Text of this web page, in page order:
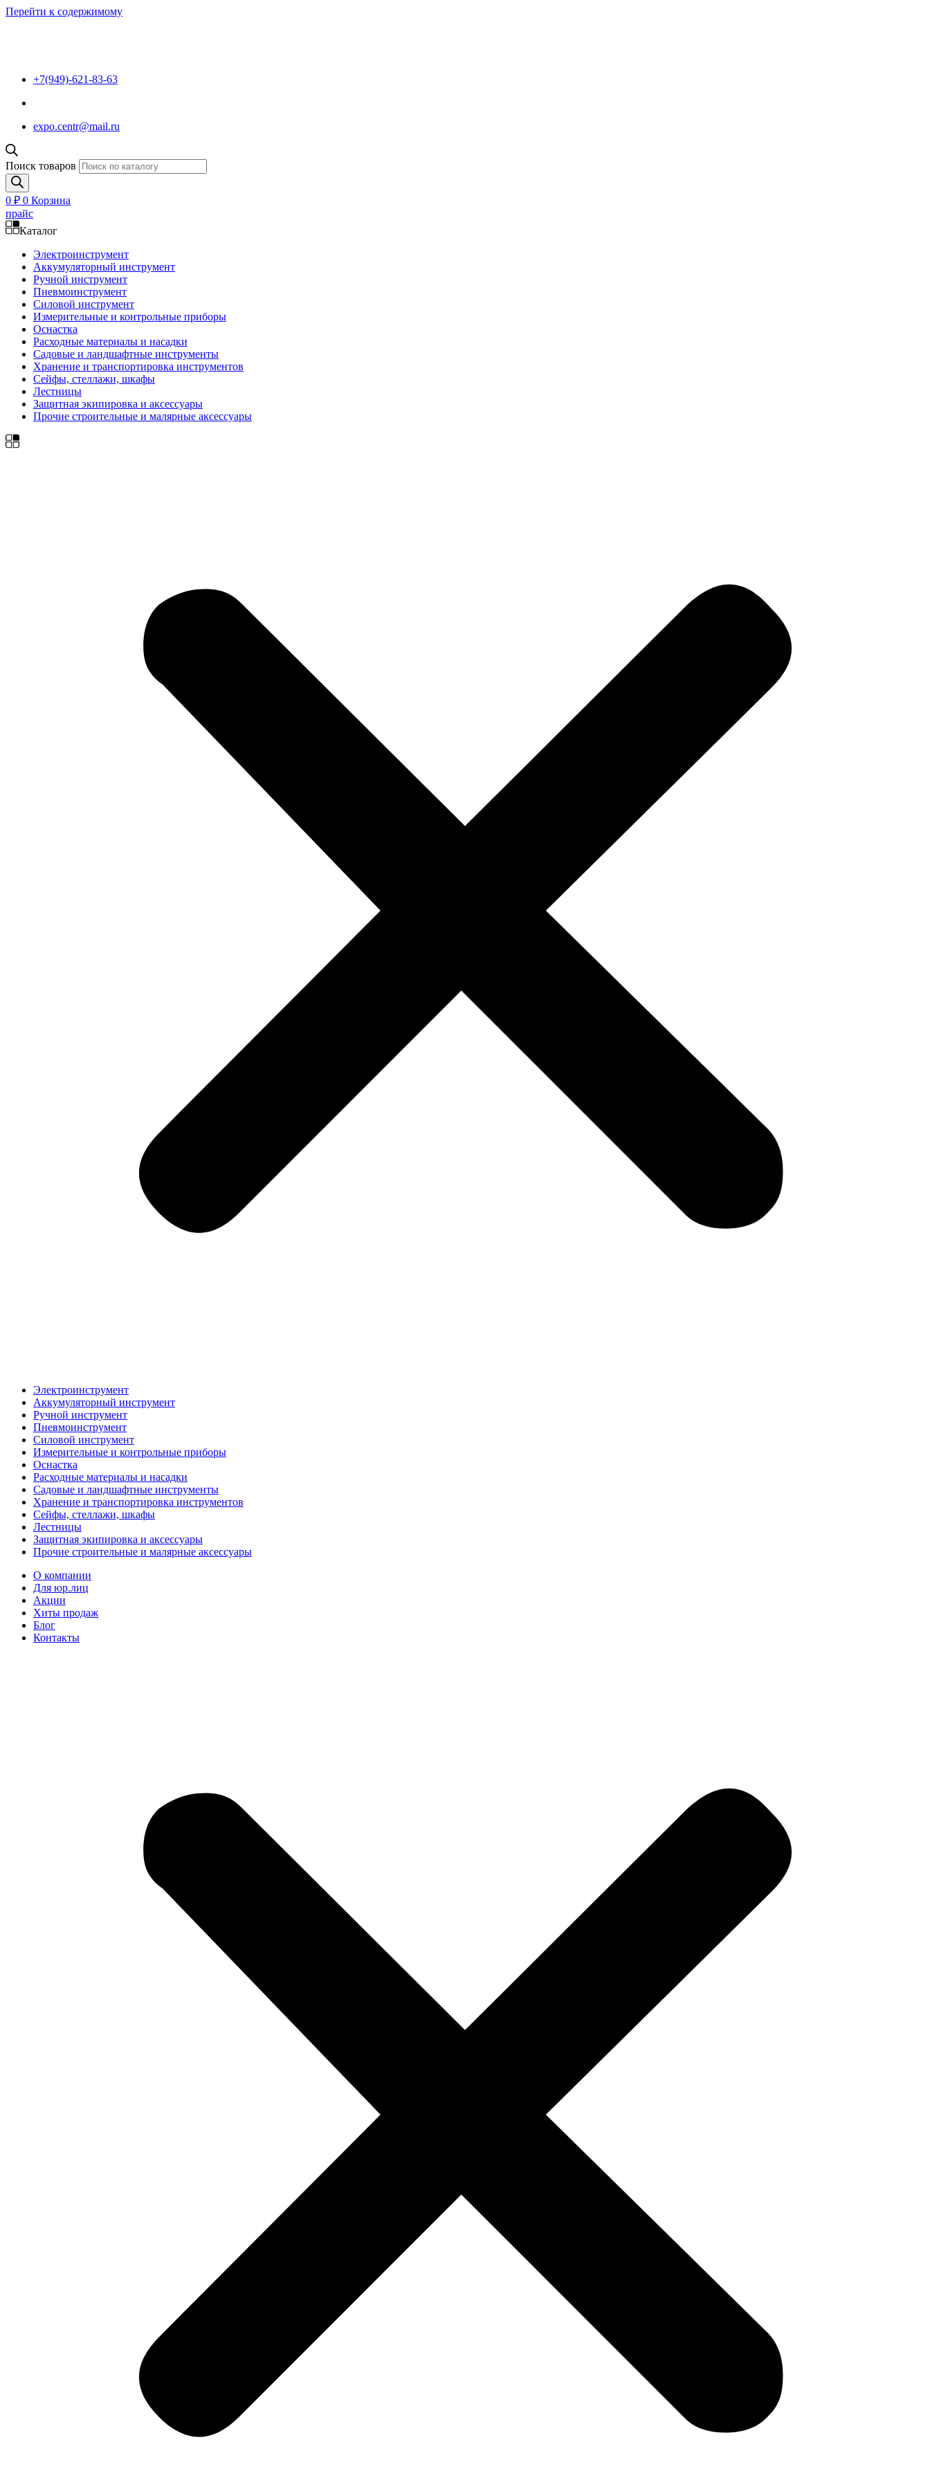
Перейти к содержимому
+7(949)-621-83-63
expo.centr@mail.ru
Поиск товаров
0 ₽ 0 Корзина
прайс
Каталог
Электроинструмент
Аккумуляторный инструмент
Ручной инструмент
Пневмоинструмент
Силовой инструмент
Измерительные и контрольные приборы
Оснастка
Расходные материалы и насадки
Садовые и ландшафтные инструменты
Хранение и транспортировка инструментов
Сейфы, стеллажи, шкафы
Лестницы
Защитная экипировка и аксессуары
Прочие строительные и малярные аксессуары
Электроинструмент
Аккумуляторный инструмент
Ручной инструмент
Пневмоинструмент
Силовой инструмент
Измерительные и контрольные приборы
Оснастка
Расходные материалы и насадки
Садовые и ландшафтные инструменты
Хранение и транспортировка инструментов
Сейфы, стеллажи, шкафы
Лестницы
Защитная экипировка и аксессуары
Прочие строительные и малярные аксессуары
О компании
Для юр.лиц
Акции
Хиты продаж
Блог
Контакты